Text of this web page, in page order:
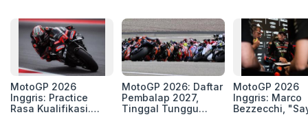
MotoGP 2026
Inggris: Practice
Rasa Kualifikasi.
MotoGP 2026: Daftar
Pembalap 2027,
Tinggal Tunggu
MotoGP 2026
Inggris: Marco
Bezzecchi,